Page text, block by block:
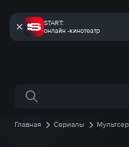
START:
онлайн -кинотеатр
Поиск по сайту
Главная Сериалы